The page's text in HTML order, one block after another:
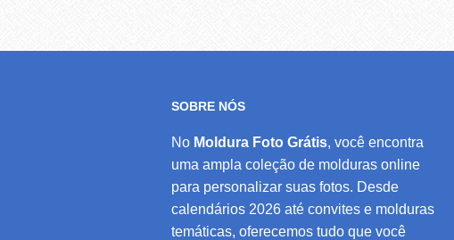
SOBRE NÓS
No Moldura Foto Grátis, você encontra
uma ampla coleção de molduras online
para personalizar suas fotos. Desde
calendários 2026 até convites e molduras
temáticas, oferecemos tudo que você